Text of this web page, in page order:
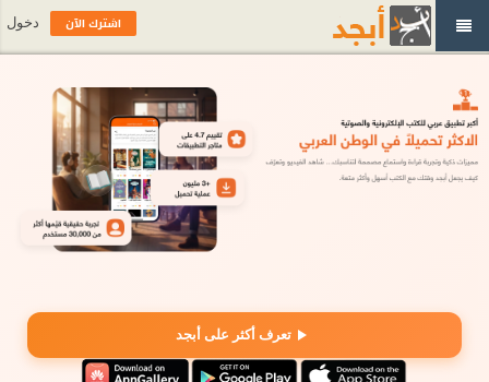
تعرف أكثر على أبجد
اشترك الآن دخول